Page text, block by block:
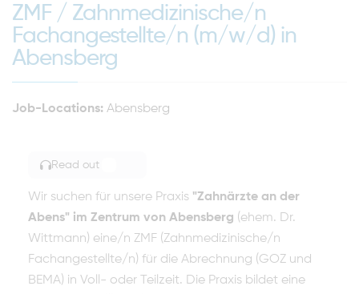
ZMF / Zahnmedizinische/n
Fachangestellte/n (m/w/d) in
Abensberg
Job-Locations: Abensberg
Read out
Wir suchen für unsere Praxis "Zahnärzte an der
Abens" im Zentrum von Abensberg (ehem. Dr.
Wittmann) eine/n ZMF (Zahnmedizinische/n
Fachangestellte/n) für die Abrechnung (GOZ und
BEMA) in Voll- oder Teilzeit. Die Praxis bildet eine